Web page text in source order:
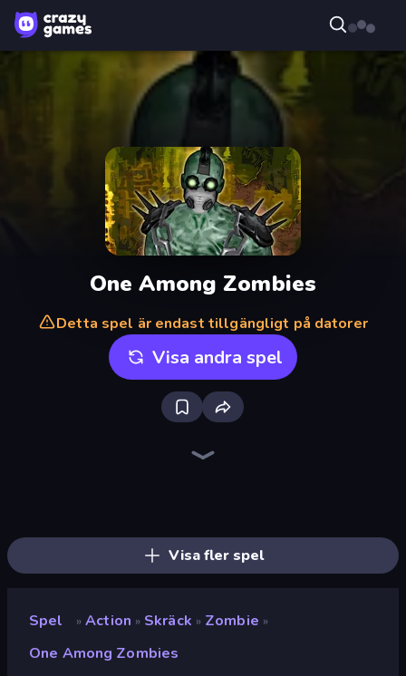
One Among Zombies
Detta spel är endast tillgängligt på datorer
Visa andra spel
Visa fler spel
Spel » Action » Skräck » Zombie »
One Among Zombies